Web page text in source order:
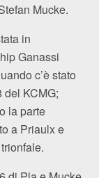
Mucke.
in
Ganassi
c’è stato
del KCMG;
la parte
a Priaulx e